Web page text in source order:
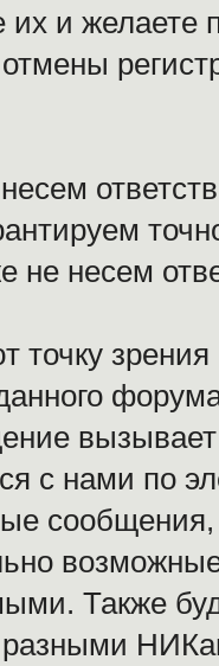
и желаете
не несем
с нами по
Также